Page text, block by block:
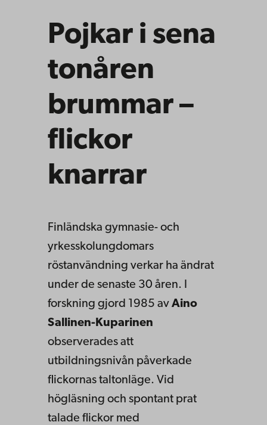
Pojkar i sena
tonåren
brummar –
flickor
knarrar
Finländska gymnasie- och
yrkesskolungdomars
röstanvändning verkar ha ändrat
under de senaste 30 åren. I
forskning gjord 1985 av Aino
Sallinen-Kuparinen
observerades att
utbildningsnivån påverkade
flickornas taltonläge. Vid
högläsning och spontant prat
talade flickor med